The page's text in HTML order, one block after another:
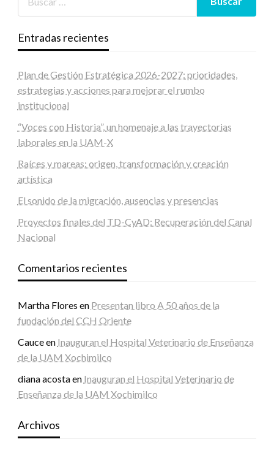
Entradas recientes
Plan de Gestión Estratégica 2026-2027: prioridades,
estrategias y acciones para mejorar el rumbo
institucional
“Voces con Historia”, un homenaje a las trayectorias
laborales en la UAM-X
Raíces y mareas: origen, transformación y creación
artística
El sonido de la migración, ausencias y presencias
Proyectos finales del TD-CyAD: Recuperación del Canal
Nacional
Comentarios recientes
Martha Flores en Presentan libro A 50 años de la
fundación del CCH Oriente
Cauceen Inauguran el Hospital Veterinario de Enseñanza
de la UAM Xochimilco
diana acostaen Inauguran el Hospital Veterinario de
Enseñanza de la UAM Xochimilco
Archivos